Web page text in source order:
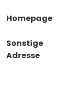
Homepage
Sonstige
Adresse